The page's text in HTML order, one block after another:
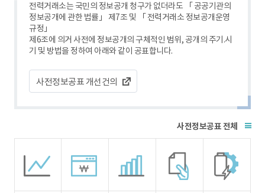
전력거래소는 국민의 정보공개 청구가 없더라도 「 공공기관의
정보공개에 관한 법률」 제7조 및 「 전력거래소 정보공개운영
규정」
제6조에 의거 사전에 정보공개의 구체적인 범위, 공개의 주기.시
기 및 방법을 정하여 아래와 같이 공표합니다.
사전정보공표 개선건의
전체